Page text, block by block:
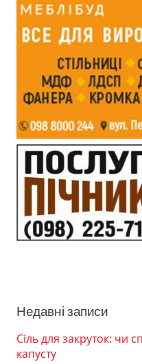
Недавні записи
Сіль для закруток: чи
капусту